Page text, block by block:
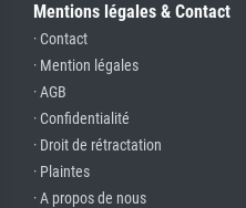
Mentions légales & Contact
· Contact
· Mention légales
· AGB
· Confidentialité
· Droit de rétractation
· Plaintes
· A propos de nous